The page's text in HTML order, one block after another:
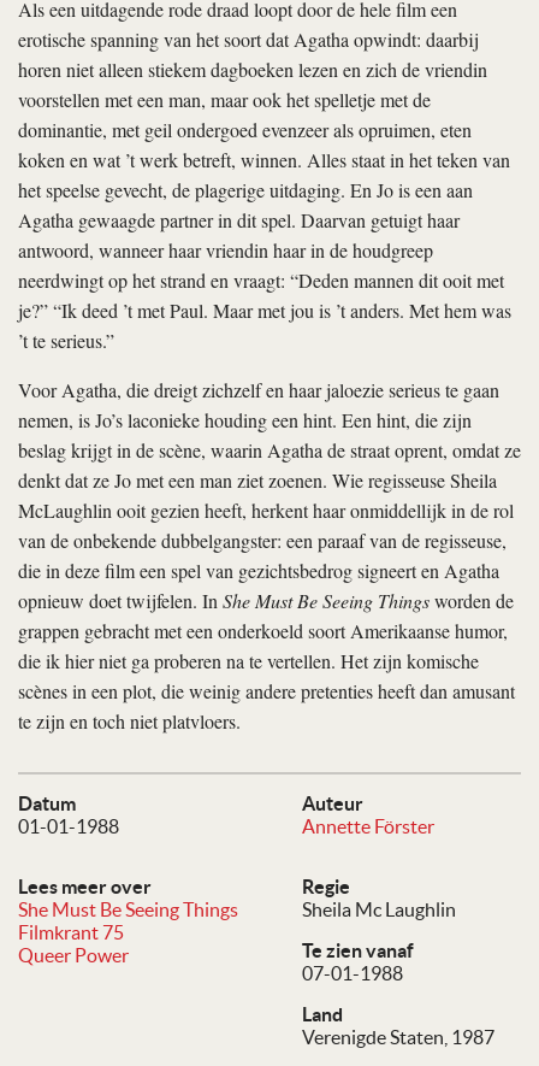
Datum
01-01-1988
Auteur
Annette Förster
Lees meer over
She Must Be Seeing Things
Filmkrant 75
Queer Power
Regie
Sheila Mc Laughlin
Te zien vanaf
07-01-1988
Land
Verenigde Staten, 1987
Als een uitdagende rode draad loopt door de hele film een
erotische spanning van het soort dat Agatha opwindt: daarbij
horen niet alleen stiekem dagboeken lezen en zich de vriendin
voorstellen met een man, maar ook het spelletje met de
dominantie, met geil ondergoed evenzeer als opruimen, eten
koken en wat ’t werk betreft, winnen. Alles staat in het teken van
het speelse gevecht, de plagerige uitdaging. En Jo is een aan
Agatha gewaagde partner in dit spel. Daarvan getuigt haar
antwoord, wanneer haar vriendin haar in de houdgreep
neerdwingt op het strand en vraagt: “Deden mannen dit ooit met
je?” “Ik deed ’t met Paul. Maar met jou is ’t anders. Met hem was
’t te serieus.”
Voor Agatha, die dreigt zichzelf en haar jaloezie serieus te gaan
nemen, is Jo’s laconieke houding een hint. Een hint, die zijn
beslag krijgt in de scène, waarin Agatha de straat oprent, omdat ze
denkt dat ze Jo met een man ziet zoenen. Wie regisseuse Sheila
McLaughlin ooit gezien heeft, herkent haar onmiddellijk in de rol
van de onbekende dubbelgangster: een paraaf van de regisseuse,
die in deze film een spel van gezichtsbedrog signeert en Agatha
opnieuw doet twijfelen. InShe Must Be Seeing Thingsworden de
grappen gebracht met een onderkoeld soort Amerikaanse humor,
die ik hier niet ga proberen na te vertellen. Het zijn komische
scènes in een plot, die weinig andere pretenties heeft dan amusant
te zijn en toch niet platvloers.